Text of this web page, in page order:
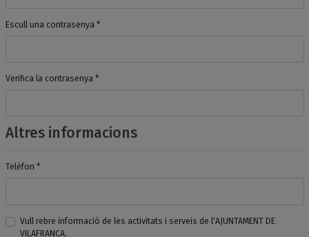
Escull una contrasenya *
Verifica la contrasenya *
Altres informacions
Telèfon *
Vull rebre informació de les activitats i serveis de l'AJUNTAMENT DE
VILAFRANCA.